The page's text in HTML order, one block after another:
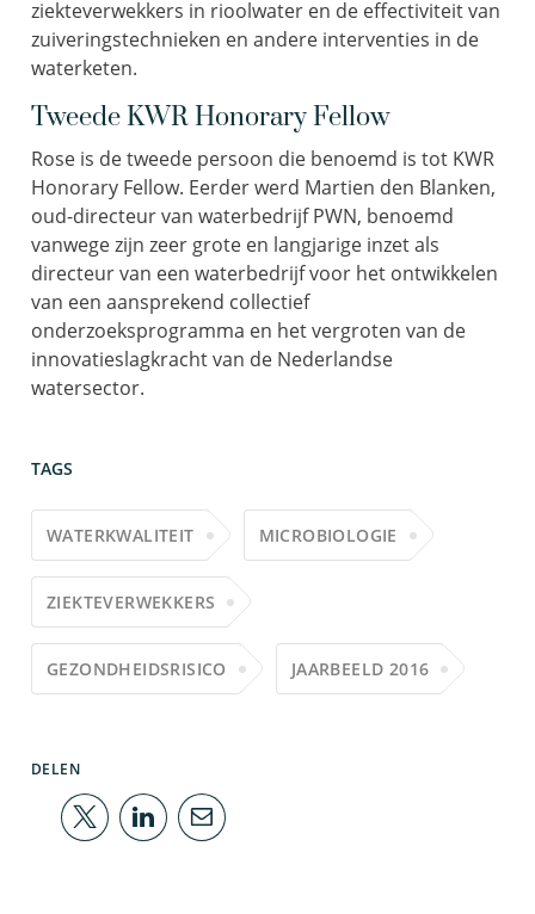
ziekteverwekkers in rioolwater en de effectiviteit van
zuiveringstechnieken en andere interventies in de
waterketen.
Tweede KWR Honorary Fellow
Rose is de tweede persoon die benoemd is tot KWR
Honorary Fellow. Eerder werd Martien den Blanken,
oud-directeur van waterbedrijf PWN, benoemd
vanwege zijn zeer grote en langjarige inzet als
directeur van een waterbedrijf voor het ontwikkelen
van een aansprekend collectief
onderzoeksprogramma en het vergroten van de
innovatieslagkracht van de Nederlandse
watersector.
TAGS
WATERKWALITEIT MICROBIOLOGIE
ZIEKTEVERWEKKERS
GEZONDHEIDSRISICO JAARBEELD 2016
DELEN